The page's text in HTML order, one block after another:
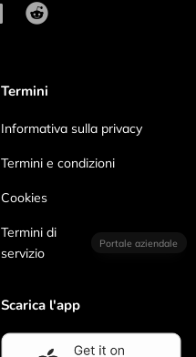
Termini
Informativa sulla privacy
Termini e condizioni
Cookies
Termini di
servizio
Portale aziendale
Scarica l'app